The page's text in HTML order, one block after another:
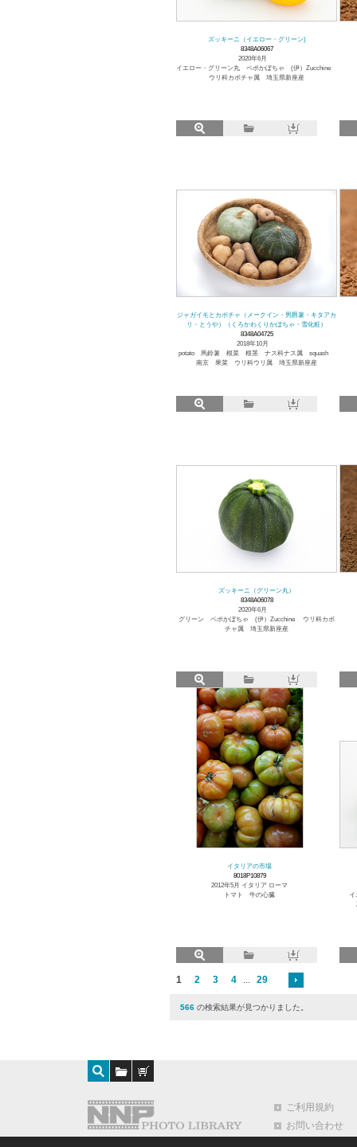
ズッキーニ（イエロー・グリーン)
8348A06067
2020年6月
イエロー・グリーン丸 ペポかぼちゃ (伊）Zucchine
ウリ科カボチャ属 埼玉県新座産
ジャガイモとカボチャ（メークイン・男爵薯・キタアカ
リ・とうや）（くろかわくりかぼちゃ・雪化粧）
8348A04725
2018年10月
potato 馬鈴薯 根菜 根茎 ナス科ナス属 squash
南京 果菜 ウリ科ウリ属 埼玉県新座産
ズッキーニ（グリーン丸）
8348A06078
2020年6月
グリーン ペポかぼちゃ (伊）Zucchine ウリ科カボ
チャ属 埼玉県新座産
イタリアの市場
8018P10879
2012年5月 イタリア ローマ
トマト 牛の心臓
1 2 3 4 ... 29
566 の検索結果が見つかりました。
ご利用規約
お問い合わせ